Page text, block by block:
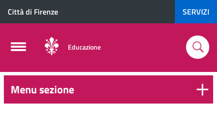
Città di Firenze SERVIZI
Educazione
0-Menu sezione